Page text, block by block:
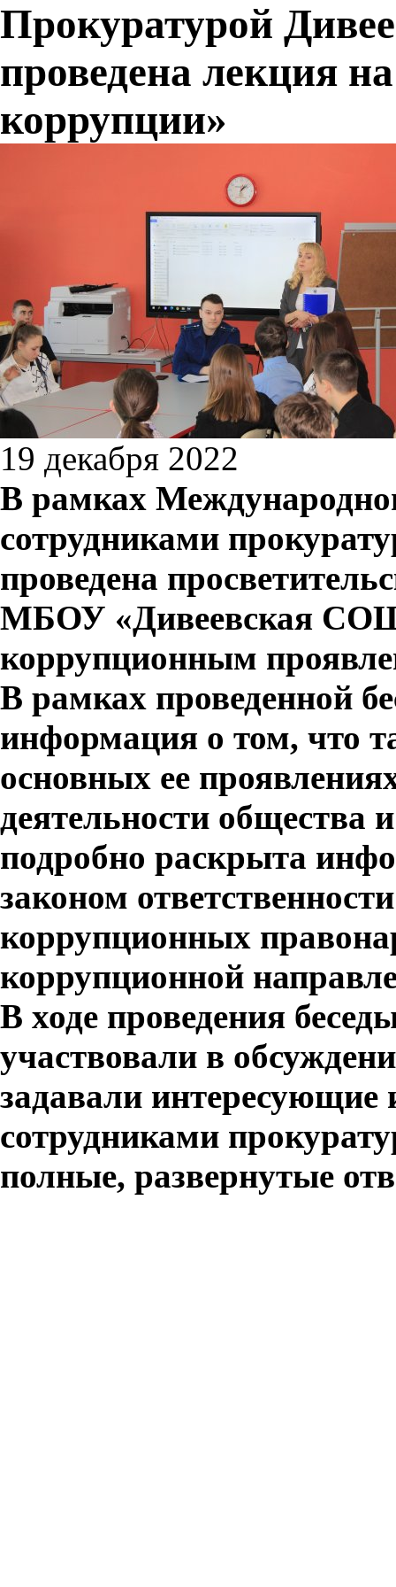
Прокуратурой
проведена лекция
коррупции»
19 декабря 2022
В рамках
сотрудниками
проведена
МБОУ «Дивеевская
коррупционным
В рамках проведенной
информация о том, что
основных ее
деятельности общества
подробно раскрыта
законом
коррупционных
коррупционной
В ходе проведения
участвовали в
задавали
сотрудниками
полные, развернутые